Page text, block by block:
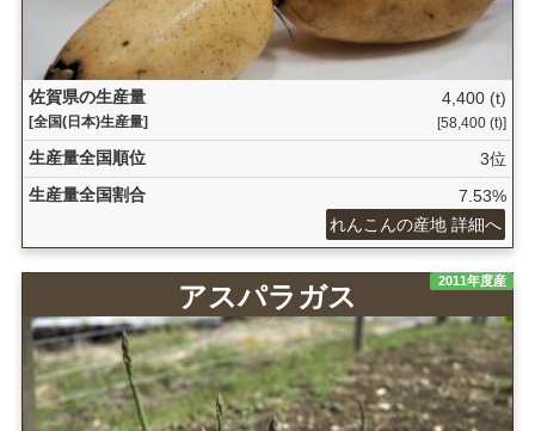
佐賀県の生産量
[全国(日本)生産量]
4,400 (t)
[58,400 (t)]
生産量全国順位
3位
生産量全国割合
7.53%
れんこんの産地 詳細へ
2011年度産
アスパラガス